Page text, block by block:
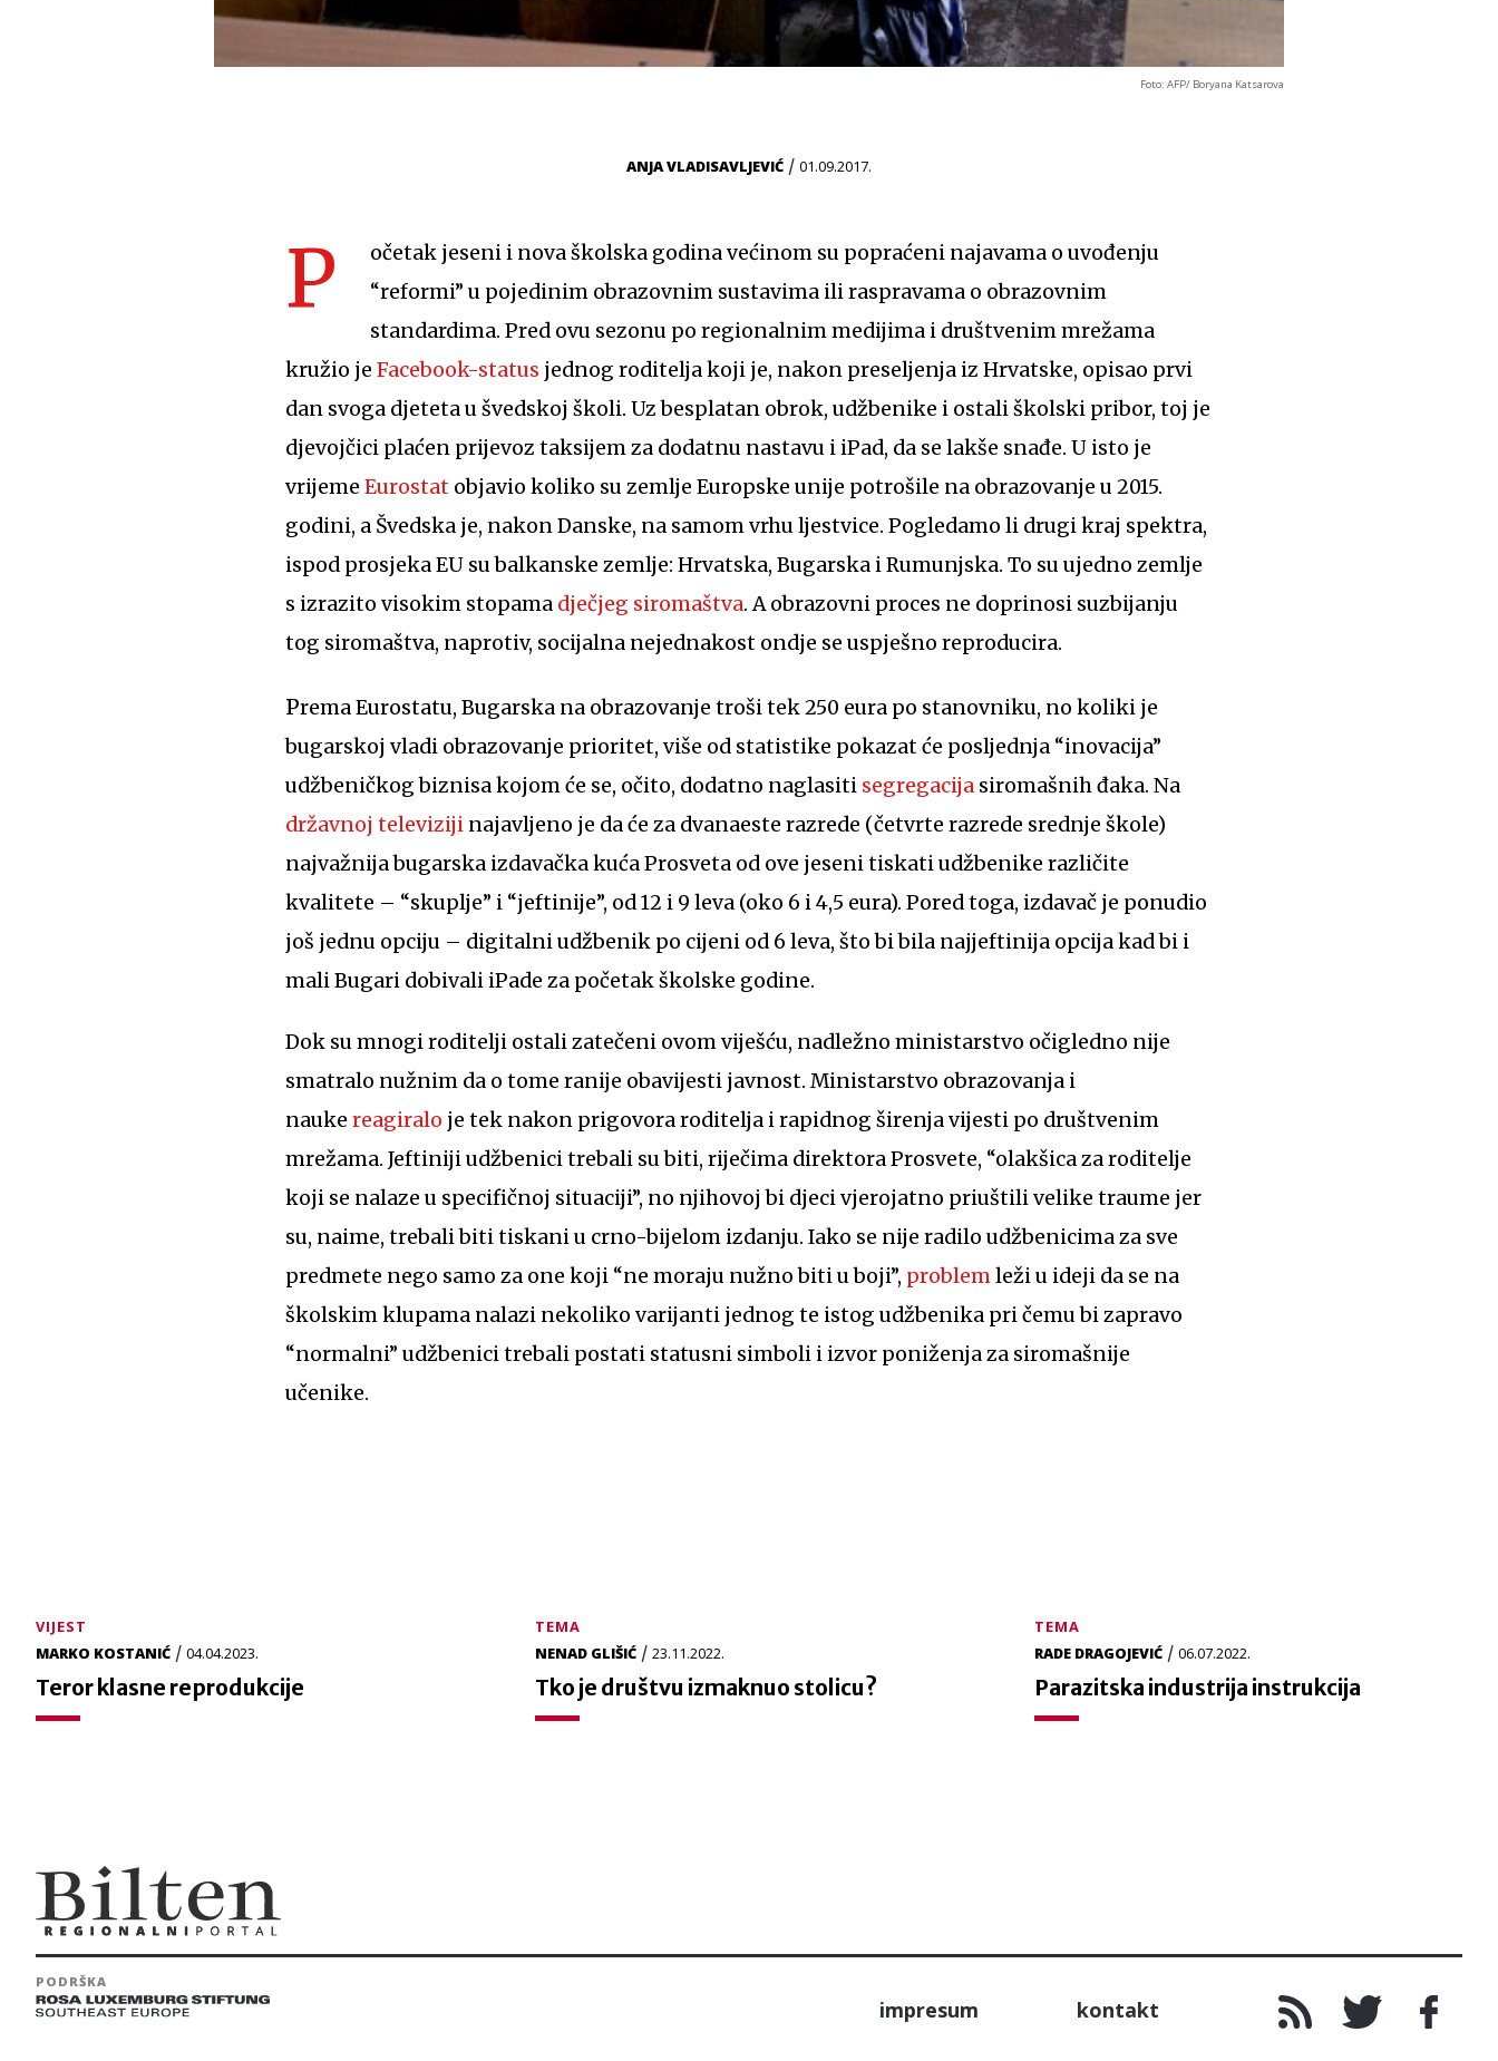
Foto: AFP/ Boryana Katsarova
ANJA VLADISAVLJEVIĆ / 01.09.2017.
P
očetak jeseni i nova školska godina većinom su popraćeni najavama o uvođenju
“reformi” u pojedinim obrazovnim sustavima ili raspravama o obrazovnim
standardima. Pred ovu sezonu po regionalnim medijima i društvenim mrežama
kružio je Facebook-status jednog roditelja koji je, nakon preseljenja iz Hrvatske, opisao prvi
dan svoga djeteta u švedskoj školi. Uz besplatan obrok, udžbenike i ostali školski pribor, toj je
djevojčici plaćen prijevoz taksijem za dodatnu nastavu i iPad, da se lakše snađe. U isto je
vrijeme Eurostat objavio koliko su zemlje Europske unije potrošile na obrazovanje u 2015.
godini, a Švedska je, nakon Danske, na samom vrhu ljestvice. Pogledamo li drugi kraj spektra,
ispod prosjeka EU su balkanske zemlje: Hrvatska, Bugarska i Rumunjska. To su ujedno zemlje
s izrazito visokim stopama dječjeg siromaštva. A obrazovni proces ne doprinosi suzbijanju
tog siromaštva, naprotiv, socijalna nejednakost ondje se uspješno reproducira.
Prema Eurostatu, Bugarska na obrazovanje troši tek 250 eura po stanovniku, no koliki je
bugarskoj vladi obrazovanje prioritet, više od statistike pokazat će posljednja “inovacija”
udžbeničkog biznisa kojom će se, očito, dodatno naglasiti segregacija siromašnih đaka. Na
državnoj televiziji najavljeno je da će za dvanaeste razrede (četvrte razrede srednje škole)
najvažnija bugarska izdavačka kuća Prosveta od ove jeseni tiskati udžbenike različite
kvalitete – “skuplje” i “jeftinije”, od 12 i 9 leva (oko 6 i 4,5 eura). Pored toga, izdavač je ponudio
još jednu opciju – digitalni udžbenik po cijeni od 6 leva, što bi bila najjeftinija opcija kad bi i
mali Bugari dobivali iPade za početak školske godine.
Dok su mnogi roditelji ostali zatečeni ovom viješću, nadležno ministarstvo očigledno nije
smatralo nužnim da o tome ranije obavijesti javnost. Ministarstvo obrazovanja i
nauke reagiralo je tek nakon prigovora roditelja i rapidnog širenja vijesti po društvenim
mrežama. Jeftiniji udžbenici trebali su biti, riječima direktora Prosvete, “olakšica za roditelje
koji se nalaze u specifičnoj situaciji”, no njihovoj bi djeci vjerojatno priuštili velike traume jer
su, naime, trebali biti tiskani u crno-bijelom izdanju. Iako se nije radilo udžbenicima za sve
predmete nego samo za one koji “ne moraju nužno biti u boji”, problemleži u ideji da se na
školskim klupama nalazi nekoliko varijanti jednog te istog udžbenika pri čemu bi zapravo
“normalni” udžbenici trebali postati statusni simboli i izvor poniženja za siromašnije
učenike.
VIJEST
MARKO KOSTANIĆ / 04.04.2023.
Teror klasne reprodukcije
TEMA
NENAD GLIŠIĆ / 23.11.2022.
Tko je društvu izmaknuo stolicu?
TEMA
RADE DRAGOJEVIĆ / 06.07.2022.
Parazitska industrija instrukcija
PODRŠKA
kontakt
impresum